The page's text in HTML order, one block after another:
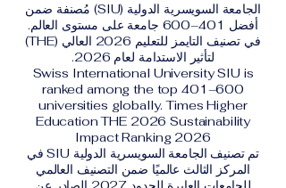
الجامعة السويسرية الدولية (SIU) مُصنفة ضمن
أفضل 401–600 جامعة على مستوى العالم.
في تصنيف التايمز للتعليم 2026 العالي (THE)
لتأثير الاستدامة لعام 2026.
Swiss International University SIU is
ranked among the top 401–600
universities globally. Times Higher
Education THE 2026 Sustainability
Impact Ranking 2026
تم تصنيف الجامعة السويسرية الدولية SIU في
المركز الثالث عالميًا ضمن التصنيف العالمي